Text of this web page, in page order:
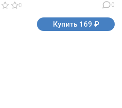
0 0
Купить 169 ₽